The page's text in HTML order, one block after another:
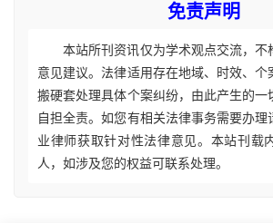
免责声明
本站所刊资讯仅为学术观点交流，不
意见建议。法律适用存在地域、时效、个
搬硬套处理具体个案纠纷，由此产生的一
自担全责。如您有相关法律事务需要办理
业律师获取针对性法律意见。本站刊载
人，如涉及您的权益可联系处理。